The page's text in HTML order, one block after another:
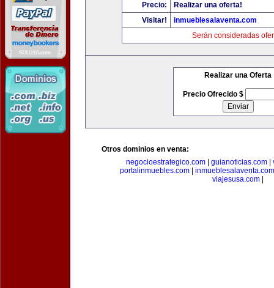
Precio:
Realizar una oferta!
Visitar!
inmueblesalaventa.com
Serán consideradas
Realizar una Oferta
Precio Ofrecido $
Otros dominios en venta:
negocioestrategico.com| guianoticias.com|
portalinmuebles.com
inmueblesalaventa.com
viajesusa.com